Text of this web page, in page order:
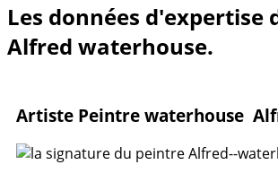
Les données d'expertise
Alfred waterhouse.
Artiste Peintre waterhouse